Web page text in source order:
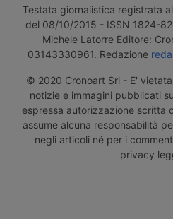
Testata giornalistica registrata
del 08/10/2015 - ISSN 1824-
Michele Latorre Editore:
03143330961. Redazione
© 2020 Cronoart Srl - E'
notizie e immagini pubblicati
espressa autorizzazione scritta
assume alcuna responsabilità
negli articoli né per i
privacy